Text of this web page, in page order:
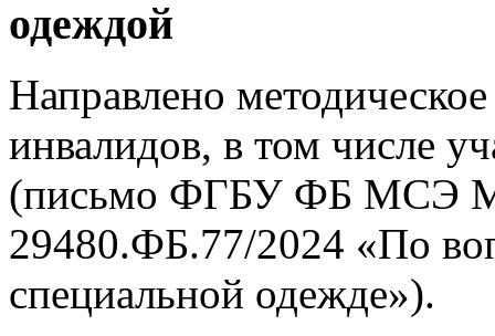
одеждой
Направлено
инвалидов, в том числе
(письмо ФГБУ ФБ МСЭ
29480.ФБ.77/2024 «По
специальной одежде»).